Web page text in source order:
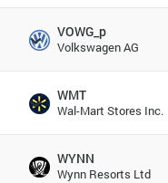
VOWG_p
Volkswagen AG
WMT
Wal-Mart Stores Inc.
WYNN
Wynn Resorts Ltd